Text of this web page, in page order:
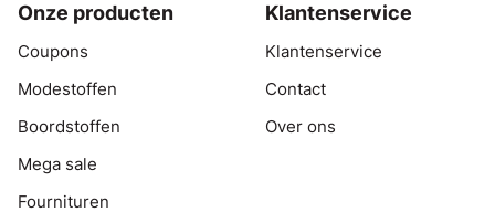
Onze producten
Coupons
Modestoffen
Boordstoffen
Mega sale
Fournituren
Klantenservice
Klantenservice
Contact
Over ons